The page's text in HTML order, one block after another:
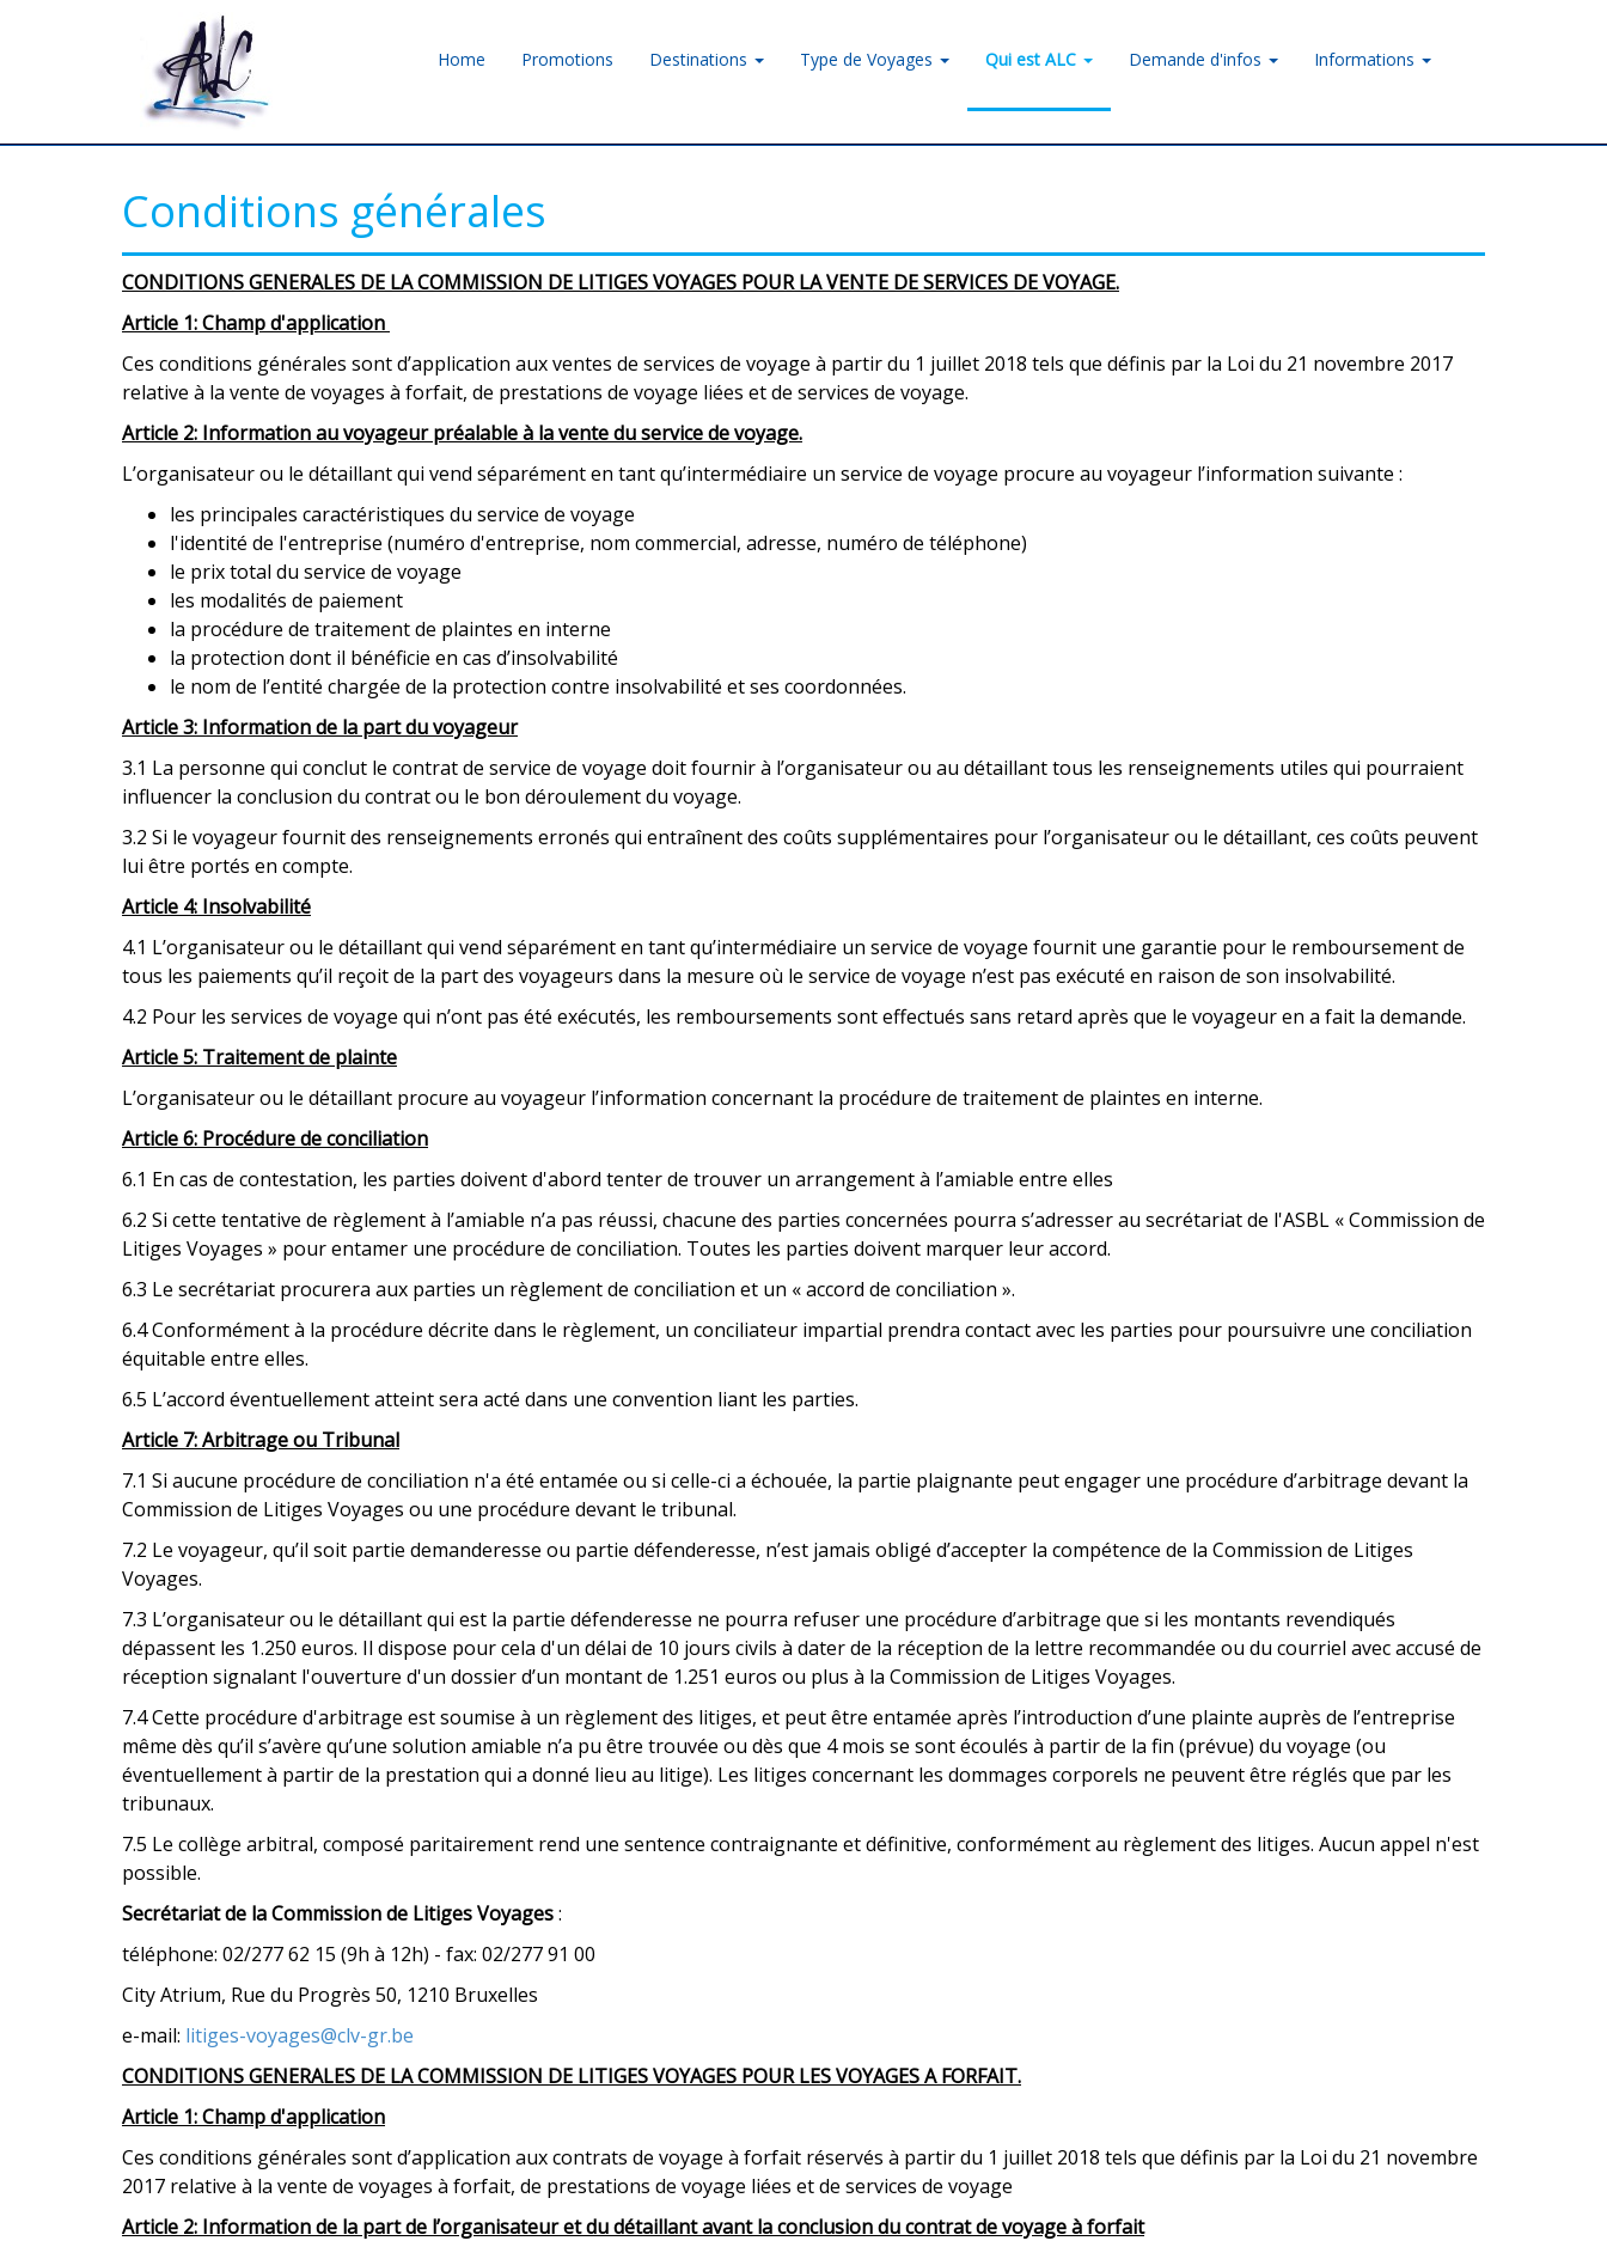
Home Promotions Destinations Type de Voyages Qui est ALC Demande d'infos Informations
Conditions générales
CONDITIONS GENERALES DE LA COMMISSION DE LITIGES VOYAGES POUR LA VENTE DE SERVICES DE VOYAGE.
Article 1: Champ d'application
Ces conditions générales sont d’application aux ventes de services de voyage à partir du 1 juillet 2018 tels que définis par la Loi du 21 novembre 2017
relative à la vente de voyages à forfait, de prestations de voyage liées et de services de voyage.
Article 2: Information au voyageur préalable à la vente du service de voyage.
L’organisateur ou le détaillant qui vend séparément en tant qu’intermédiaire un service de voyage procure au voyageur l’information suivante :
les principales caractéristiques du service de voyage
l'identité de l'entreprise (numéro d'entreprise, nom commercial, adresse, numéro de téléphone)
le prix total du service de voyage
les modalités de paiement
la procédure de traitement de plaintes en interne
la protection dont il bénéficie en cas d’insolvabilité
le nom de l’entité chargée de la protection contre insolvabilité et ses coordonnées.
Article 3: Information de la part du voyageur
3.1 La personne qui conclut le contrat de service de voyage doit fournir à l’organisateur ou au détaillant tous les renseignements utiles qui pourraient
influencer la conclusion du contrat ou le bon déroulement du voyage.
3.2 Si le voyageur fournit des renseignements erronés qui entraînent des coûts supplémentaires pour l’organisateur ou le détaillant, ces coûts peuvent
lui être portés en compte.
Article 4: Insolvabilité
4.1 L’organisateur ou le détaillant qui vend séparément en tant qu’intermédiaire un service de voyage fournit une garantie pour le remboursement de
tous les paiements qu’il reçoit de la part des voyageurs dans la mesure où le service de voyage n’est pas exécuté en raison de son insolvabilité.
4.2 Pour les services de voyage qui n’ont pas été exécutés, les remboursements sont effectués sans retard après que le voyageur en a fait la demande.
Article 5: Traitement de plainte
L’organisateur ou le détaillant procure au voyageur l’information concernant la procédure de traitement de plaintes en interne.
Article 6: Procédure de conciliation
6.1 En cas de contestation, les parties doivent d'abord tenter de trouver un arrangement à l’amiable entre elles
6.2 Si cette tentative de règlement à l’amiable n’a pas réussi, chacune des parties concernées pourra s’adresser au secrétariat de l'ASBL « Commission de
Litiges Voyages » pour entamer une procédure de conciliation. Toutes les parties doivent marquer leur accord.
6.3 Le secrétariat procurera aux parties un règlement de conciliation et un « accord de conciliation ».
6.4 Conformément à la procédure décrite dans le règlement, un conciliateur impartial prendra contact avec les parties pour poursuivre une conciliation
équitable entre elles.
6.5 L’accord éventuellement atteint sera acté dans une convention liant les parties.
Article 7:Arbitrage ou Tribunal
7.1 Si aucune procédure de conciliation n'a été entamée ou si celle-ci a échouée, la partie plaignante peut engager une procédure d’arbitrage devant la
Commission de Litiges Voyages ou une procédure devant le tribunal.
7.2 Le voyageur, qu’il soit partie demanderesse ou partie défenderesse, n’est jamais obligé d’accepter la compétence de la Commission de Litiges
Voyages.
7.3 L’organisateur ou le détaillant qui est la partie défenderesse ne pourra refuser une procédure d’arbitrage que si les montants revendiqués
dépassent les 1.250 euros. Il dispose pour cela d'un délai de 10 jours civils à dater de la réception de la lettre recommandée ou du courriel avec accusé de
réception signalant l'ouverture d'un dossier d’un montant de 1.251 euros ou plus à la Commission de Litiges Voyages.
7.4 Cette procédure d'arbitrage est soumise à un règlement des litiges, et peut être entamée après l’introduction d’une plainte auprès de l’entreprise
même dès qu’il s’avère qu’une solution amiable n’a pu être trouvée ou dès que 4 mois se sont écoulés à partir de la fin (prévue) du voyage (ou
éventuellement à partir de la prestation qui a donné lieu au litige). Les litiges concernant les dommages corporels ne peuvent être réglés que par les
tribunaux.
7.5 Le collège arbitral, composé paritairement rend une sentence contraignante et définitive, conformément au règlement des litiges. Aucun appel n'est
possible.
Secrétariat de la Commission de Litiges Voyages:
téléphone: 02/277 62 15 (9h à 12h) - fax: 02/277 91 00
City Atrium, Rue du Progrès 50, 1210 Bruxelles
e-mail: litiges-voyages@clv-gr.be
CONDITIONS GENERALES DE LA COMMISSION DE LITIGES VOYAGES POUR LES VOYAGES A FORFAIT.
Article 1: Champ d'application
Ces conditions générales sont d’application aux contrats de voyage à forfait réservés à partir du 1 juillet 2018 tels que définis par la Loi du 21 novembre
2017 relative à la vente de voyages à forfait, de prestations de voyage liées et de services de voyage
Article 2: Information de la part de l’organisateur et du détaillant avant la conclusion du contrat de voyage à forfait